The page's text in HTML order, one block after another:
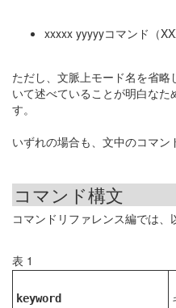
xxxxx yyyyyコマンド（
ただし、文脈上モード名を省
いて述べていることが明白な
す。
いずれの場合も、文中のコマ
コマンド構文
コマンドリファレンス編では
表 1
keyword